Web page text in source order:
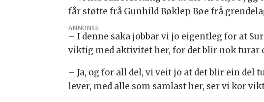
får støtte frå Gunhild Bøklep Bøe frå
ANNONSE
– I denne saka jobbar vi jo eigentleg for at
viktig med aktivitet her, for det blir nok turar
– Ja, og for all del, vi veit jo at det blir ein del
lever, med alle som samlast her, ser vi kor